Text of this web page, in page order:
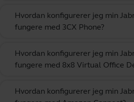
Hvordan konfigurerer jeg min
fungere med 3CX Phone?
Hvordan konfigurerer jeg min
fungere med 8x8 Virtual Office
Hvordan konfigurerer jeg min